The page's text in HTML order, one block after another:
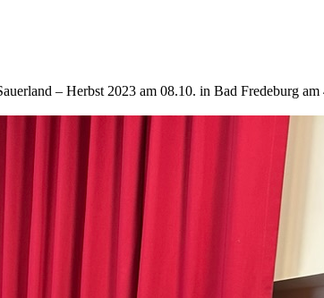
– Herbst 2023 am 08.10. in Bad Fredeburg